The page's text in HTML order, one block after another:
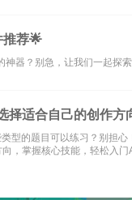
推荐🌟
器？别急，让我们一起探
择适合自己的创作方
型的题目可以练习？别担
，掌握核心技能，轻松入门